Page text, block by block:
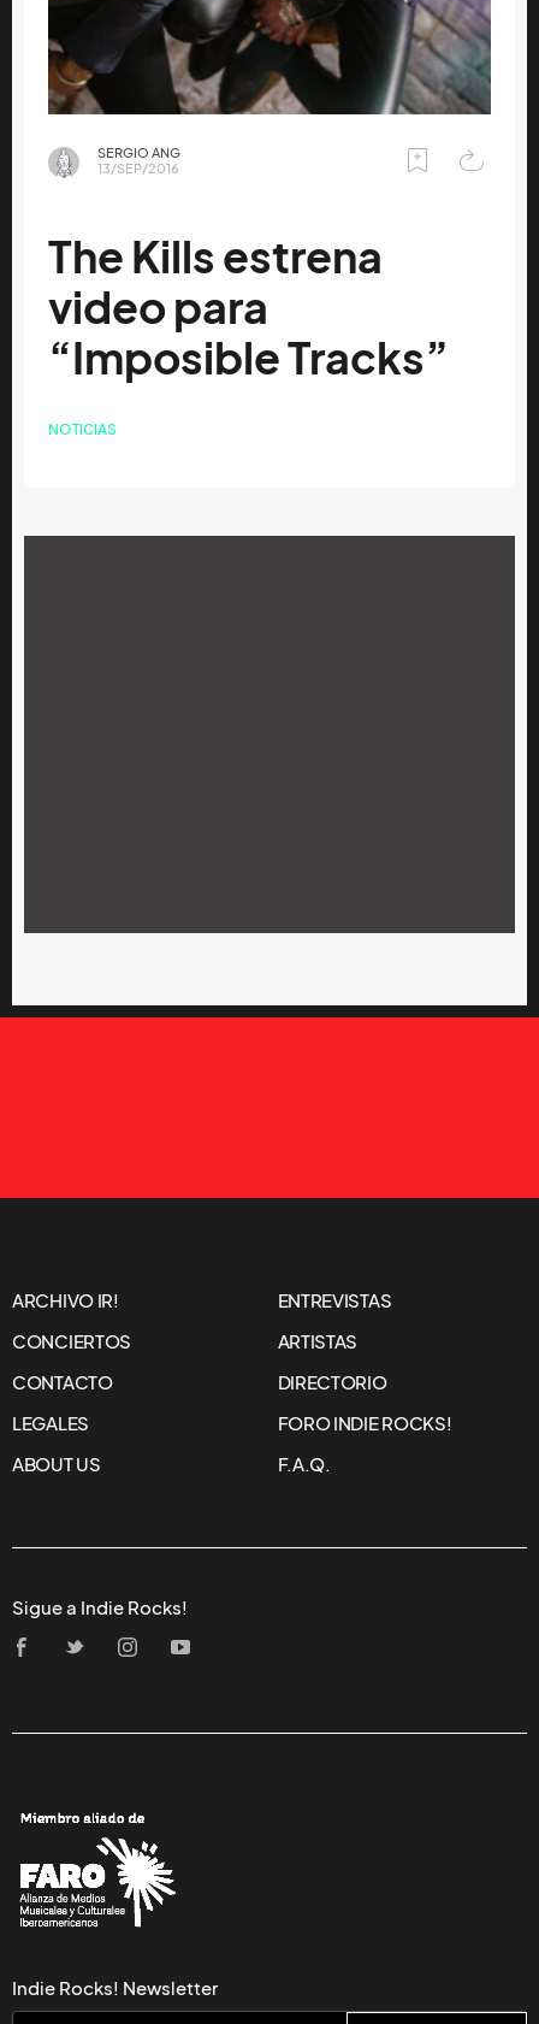
SERGIO ANG
13/SEP/2016
The Kills estrena
video para
“Imposible Tracks”
NOTICIAS
ARCHIVO IR!
ENTREVISTAS
CONCIERTOS
ARTISTAS
CONTACTO
DIRECTORIO
LEGALES
FORO INDIE ROCKS!
ABOUT US
F.A.Q.
Sigue a Indie Rocks!
Indie Rocks! Newsletter